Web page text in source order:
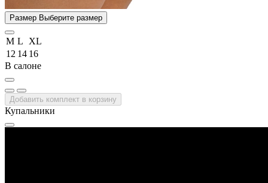
Размер Выберите размер
M L
XL
12 14 16
В салоне
Добавить комплект в корзину
Купальники